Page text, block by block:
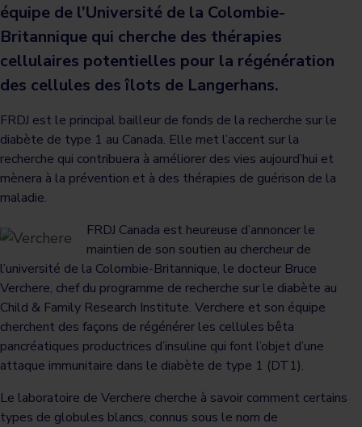
équipe de l’Université de la Colombie-
Britannique qui cherche des thérapies
cellulaires potentielles pour la régénération
des cellules des îlots de Langerhans.
FRDJ est le principal bailleur de fonds de la recherche sur le
diabète de type 1 au Canada. Elle met l’accent sur la
recherche qui contribuera à améliorer des vies aujourd’hui et
mènera à la prévention et à des thérapies de guérison de la
maladie.
FRDJ Canada est heureuse d’annoncer le
maintien de son soutien au chercheur de
l’université de la Colombie-Britannique, le docteur Bruce
Verchere, chef du programme de recherche sur le diabète au
Child & Family Research Institute. Verchere et son équipe
cherchent des façons de régénérer les cellules bêta
pancréatiques productrices d’insuline qui font l’objet d’une
attaque immunitaire dans le diabète de type 1 (DT1).
Le laboratoire de Verchere cherche à savoir comment certains
types de globules blancs, connus sous le nom de